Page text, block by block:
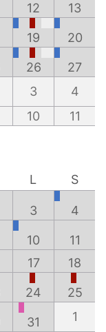
12 13
19 20
26 27
3
4
10 11
L
S
3 4
10
11
17 18
24 25
31
1